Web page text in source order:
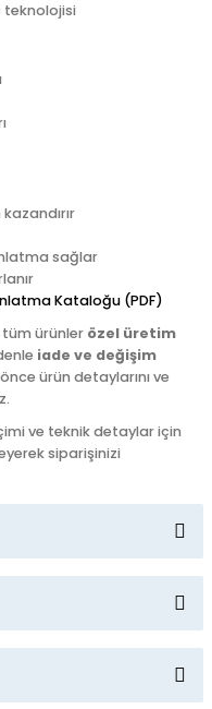
teknolojisi
sağlar
Kataloğu (PDF)
ürünler özel üretim
iade ve değişim
ürün detaylarını ve
ve teknik detaylar için
siparişinizi